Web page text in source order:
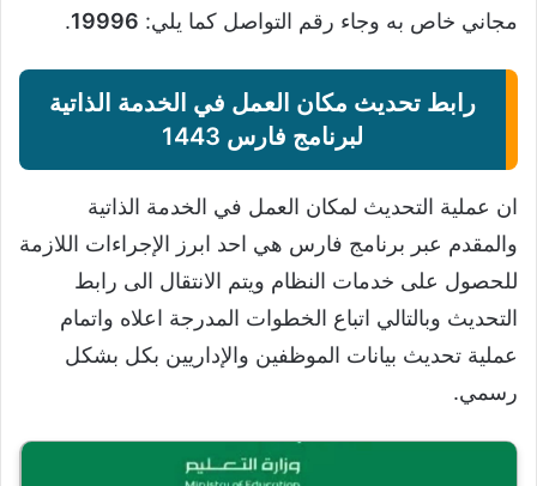
مجاني خاص به وجاء رقم التواصل كما يلي: 19996
.
رابط تحديث مكان العمل في الخدمة الذاتية
لبرنامج فارس 1443
ان عملية التحديث لمكان العمل في الخدمة الذاتية
والمقدم عبر برنامج فارس هي احد ابرز الإجراءات اللازمة
للحصول على خدمات النظام ويتم الانتقال الى رابط
التحديث وبالتالي اتباع الخطوات المدرجة اعلاه واتمام
عملية تحديث بيانات الموظفين والإداريين بكل بشكل
رسمي.